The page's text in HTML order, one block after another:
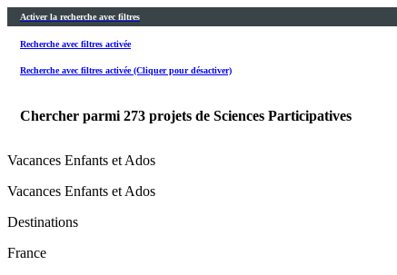
Activer la recherche avec filtres
Recherche avec filtres activée
Recherche avec filtres activée (Cliquer pour désactiver)
Chercher parmi 273 projets de Sciences Participatives
Vacances Enfants et Ados
Vacances Enfants et Ados
Destinations
France